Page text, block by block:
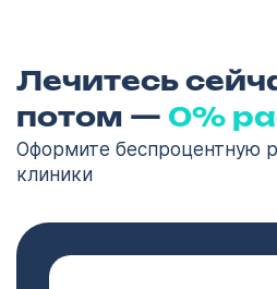
Лечитесь
потом — 0%
Оформите беспроцентную
клиники